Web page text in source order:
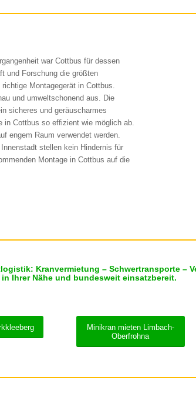
war Cottbus für dessen
und Forschung die größten
Montagegerät in Cottbus.
und umweltschonend aus. Die
sicheres und geräuscharmes
in Cottbus so effizient wie möglich ab.
engem Raum verwendet werden.
stellen kein Hindernis für
Montage in Cottbus auf die
Kranvermietung – Schwertransporte –
Ihrer Nähe und bundesweit einsatzbereit.
Minikran mieten Limbach-
Oberfrohna